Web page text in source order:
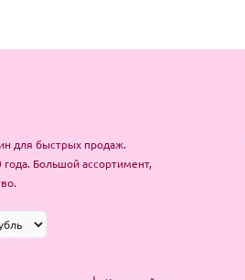
для быстрых продаж.
года. Большой ассортимент,